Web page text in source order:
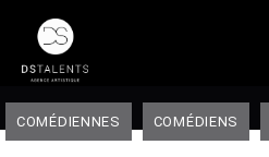
COMÉDIENNES COMÉDIENS